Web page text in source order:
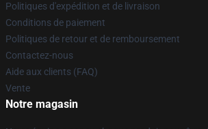
Politiques d'expédition et de livraison
Conditions de paiement
Politiques de retour et de remboursement
Contactez-nous
Aide aux clients (FAQ)
Vente
Notre magasin